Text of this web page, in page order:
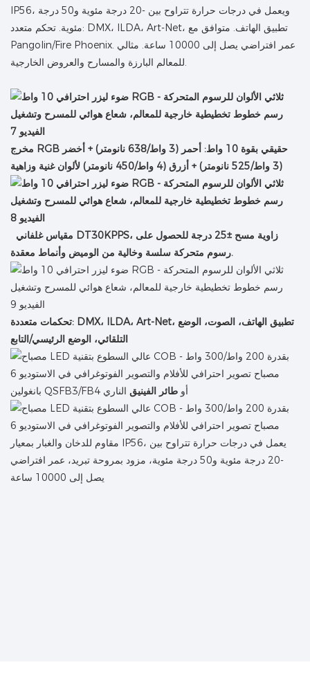
IP56، ويعمل في درجات حرارة تتراوح بين -20 درجة مئوية و50 درجة
مئوية. تحكم متعدد: DMX، ILDA، Art-Net، تطبيق الهاتف. متوافق مع
Pangolin/Fire Phoenix. عمر افتراضي يصل إلى 10000 ساعة. مثالي
للمعالم البارزة والمسارح والعروض الخارجية.
مخرج RGB حقيقي بقوة 10 واط: أحمر (3 واط/638 نانومتر) + أخضر
(3 واط/525 نانومتر) + أزرق (4 واط/450 نانومتر) لألوان غنية وزاهية
مقياس غلفاني DT30KPPS، زاوية مسح ±25 درجة للحصول على
رسوم متحركة سلسة وخالية من الوميض وأنماط معقدة.
تحكمات متعددة: DMX، ILDA، Art-Net، تطبيق الهاتف، الصوت، الوضع
التلقائي، الوضع الرئيسي/التابع
بانغولين QSFB3/FB4 أو طائر الفينيق الناري
مقاوم للدخان والغبار بمعيار IP56، يعمل في درجات حرارة تتراوح بين
-20 درجة مئوية و50 درجة مئوية، مزود بمروحة تبريد، عمر افتراضي
يصل إلى 10000 ساعة